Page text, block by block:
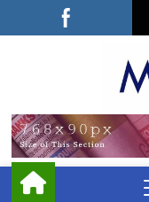
Facebook
LinkedIn